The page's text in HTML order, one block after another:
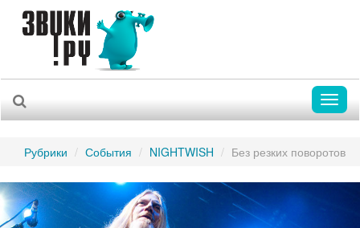
Рубрики События NIGHTWISH Без резких поворотов